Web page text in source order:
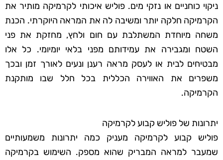
ניקוי כוחניים או נזקי מים. פוליש איכותי לקרמיקה מותיר את
הקרמיקה חלקה יותר ומשיבה לה את המראה היוקרתי. הכנת
משחה מיוחדת המשתלבת עם חום ולחץ, מחזקת את פני
השטח ומגבירה את עמידותם מפני בלאי יומיומי. כל אלו
מבטיחים לבית או לעסק מראה רענן ונעים לאורך זמן ובכך
משפרים את האווירה הכללית בכל חלל שבו מותקנת
הקרמיקה.
יתרונות של פוליש קבוע לקרמיקה
פוליש קבוע לקרמיקה מעניק כמה יתרונות משמעותיים
שמעבר למראה המבריק שהוא מספק. השימוש בקרמיקה